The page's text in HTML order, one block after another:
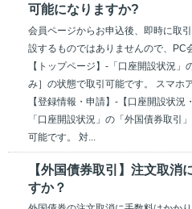
可能になりますか?
会員ページからお申込後、即時に取
設するものではありませんので、PC
【トップページ】-「口座開設状況
み］の状態で取引可能です。 スマホ
【登録情報・申請】-【口座開設状
「口座開設状況」の「外国債券取引
可能です。 対...
【外国債券取引】注文取消
すか？